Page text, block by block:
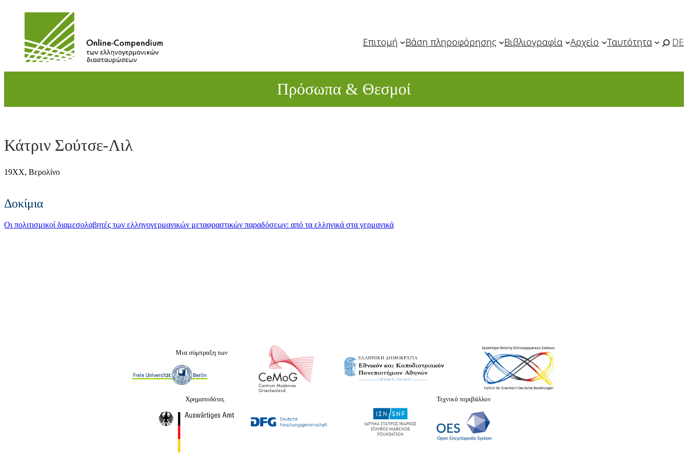
Επιτομή Βάση πληροφόρησης Βιβλιογραφία Αρχείο Ταυτότητα DE
Πρόσωπα & Θεσμοί
Κάτριν Σούτσε-Λιλ
19XX, Βερολίνο
Δοκίμια
Οι πολιτισμικοί διαμεσολαβητές των ελληνογερμανικών μεταφραστικών παραδόσεων: από τα ελληνικά στα γερμανικά
Μια σύμπραξη των
Χρηματοδότες Τεχνικό περιβάλλον